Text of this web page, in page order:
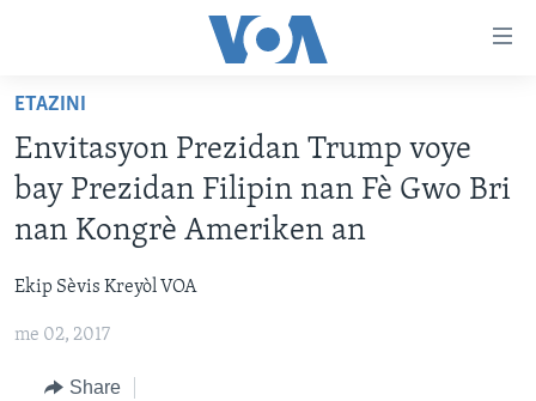
Skip
main
content
to
main
Navigation
Skip
Search
LÈZETAZINI
AMERIK LATIN
VIDEO
FLASHPOINT IKRÈN
ETAZINI
Envitasyon Prezidan Trump voye
bay Prezidan Filipin nan Fè Gwo Bri
nan Kongrè Ameriken an
Ekip Sèvis Kreyòl VOA
me 02, 2017
Share